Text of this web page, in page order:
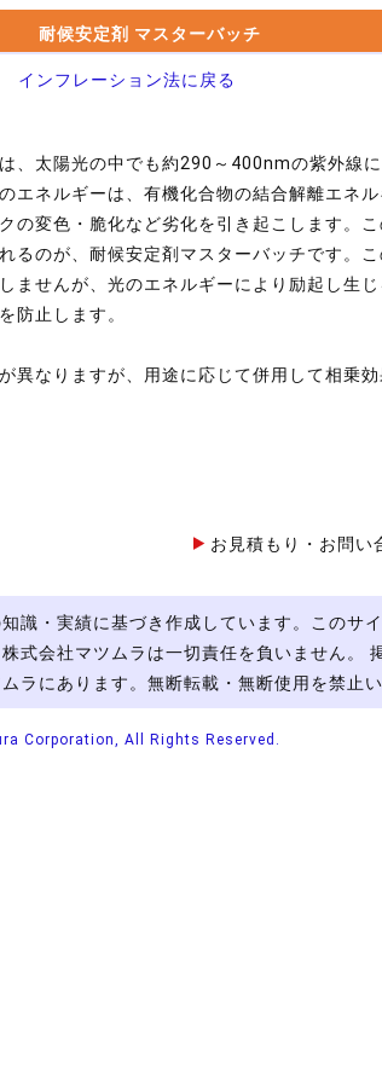
耐候安定剤 マスターバッチ
インフレーション法に戻る
、太陽光の中でも約290～400nmの紫外線に
エネルギーは、有機化合物の結合解離エネ
の変色・脆化など劣化を引き起こします。
るのが、耐候安定剤マスターバッチです。
ませんが、光のエネルギーにより励起し生
防止します。
異なりますが、用途に応じて併用して相乗
お見積もり・お問い
識・実績に基づき作成しています。このサ
式会社マツムラは一切責任を負いません。
ラにあります。無断転載・無断使用を禁止い
Corporation, All Rights Reserved.